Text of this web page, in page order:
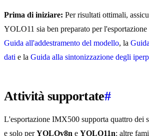
Prima di iniziare: Per risultati ottimali,
YOLO11 sia ben preparato per l'esportazione
Guida all'addestramento del modello, la
dati e la Guida alla sintonizzazione degli
Attività supportate#
L'esportazione IMX500 supporta quattro dei
e solo perYOLOv8n e YOLO11n: altre